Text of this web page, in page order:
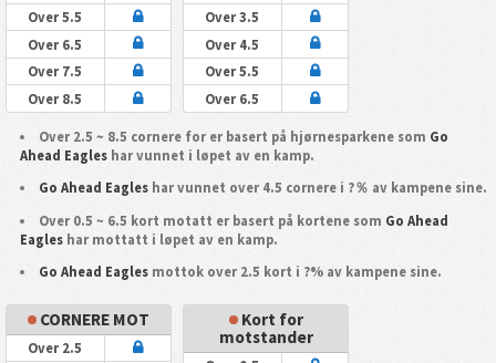
Over 5.5
Over 6.5
Over 7.5
Over 8.5
Over 3.5
Over 4.5
Over 5.5
Over 6.5
Over 2.5 ~ 8.5 cornere for er basert på hjørnesparkene som Go
Ahead Eagleshar vunnet i løpet av en kamp.
Go Ahead Eagles har vunnet over 4.5 cornere i ?％ av kampene sine.
Over 0.5 ~ 6.5 kort motatt er basert på kortene som Go Ahead
Eagleshar mottatt i løpet av en kamp.
Go Ahead Eagles mottok over 2.5 kort i ?% av kampene sine.
CORNERE MOT
Over 2.5
Kort for
motstander